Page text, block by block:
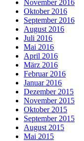
November 2016
Oktober 2016
September 2016
August 2016
Juli 2016
Mai 2016
April 2016
März 2016
Februar 2016
Januar 2016
Dezember 2015
November 2015
Oktober 2015
September 2015
August 2015
Mai 2015